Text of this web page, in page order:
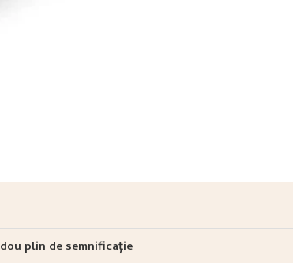
plin de semnificație